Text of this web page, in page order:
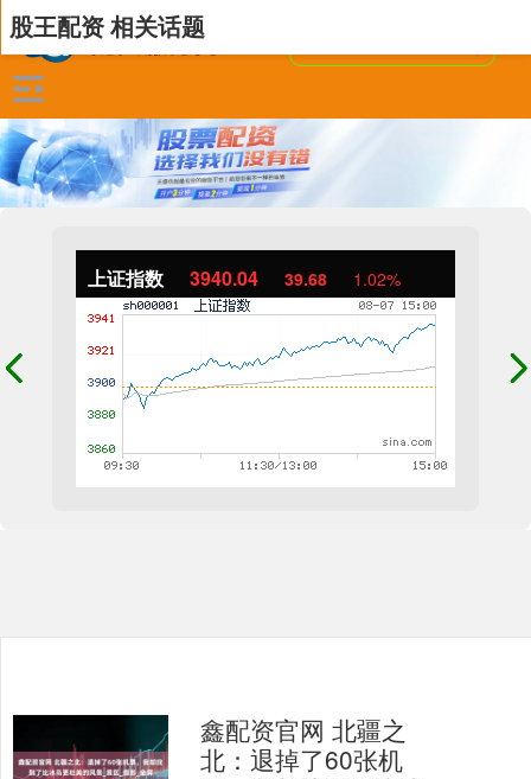
上证指数 3940.04 39.68 1.02%
股王配资 相关话题
鑫配资官网 北疆之
北：退掉了60张机